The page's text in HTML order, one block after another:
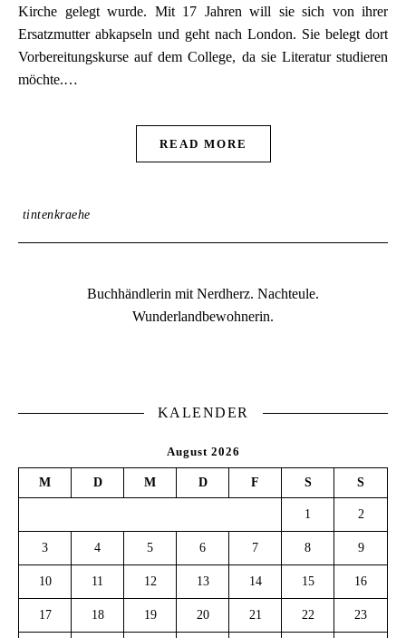
Kirche gelegt wurde. Mit 17 Jahren will sie sich von ihrer
Ersatzmutter abkapseln und geht nach London. Sie belegt dort
Vorbereitungskurse auf dem College, da sie Literatur studieren
möchte.…
READ MORE
tintenkraehe
Buchhändlerin mit Nerdherz. Nachteule.
Wunderlandbewohnerin.
KALENDER
August 2026
M D M D F S S
1 2
3 4 5 6 7 8 9
10 11 12 13 14 15 16
17 18 19 20 21 22 23